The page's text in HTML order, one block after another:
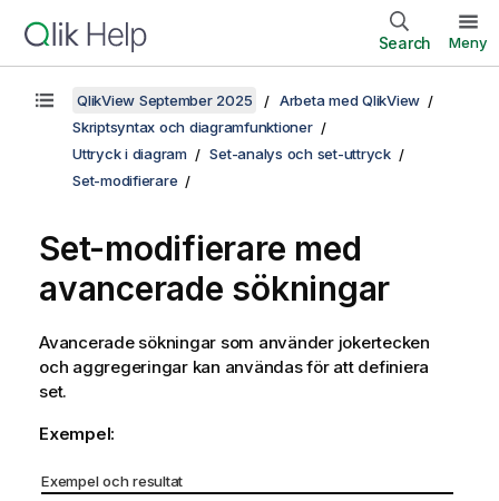
Search Meny
QlikView September 2025
Arbeta med QlikView
Skriptsyntax och diagramfunktioner
Uttryck i diagram
Set-analys och set-uttryck
Set-modifierare
Set-modifierare med
avancerade sökningar
Avancerade sökningar som använder jokertecken
och aggregeringar kan användas för att definiera
set.
Exempel:
Exempel och resultat